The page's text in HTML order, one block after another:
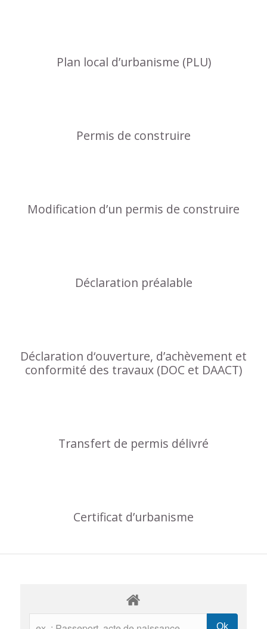
Plan local d’urbanisme (PLU)
Permis de construire
Modification d’un permis de construire
Déclaration préalable
Déclaration d‘ouverture, d’achèvement et
conformité des travaux (DOC et DAACT)
Transfert de permis délivré
Certificat d’urbanisme